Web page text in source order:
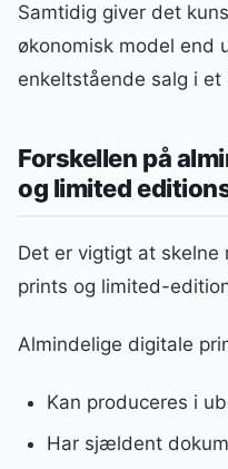
Samtidig giver det
økonomisk model end
enkeltstående salg i
Forskellen på
og limited
Det er vigtigt at skelne
prints og limited-
Almindelige digitale
Kan produceres i
Har sjældent